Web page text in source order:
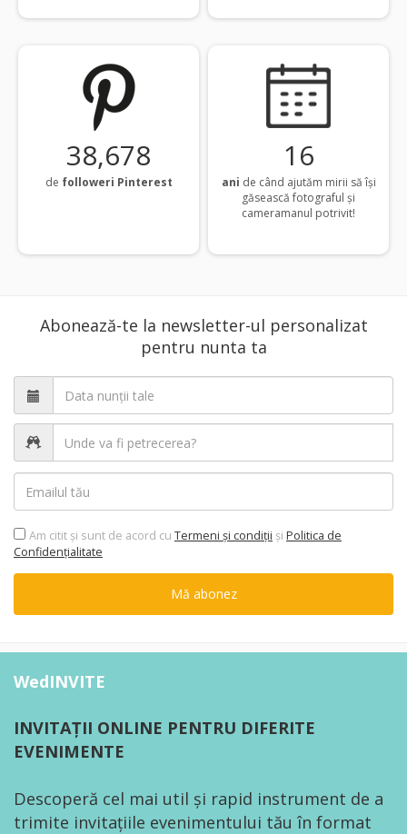
38,748
de followeri Pinterest
16
ani de când ajutăm mirii să își
găsească fotograful și
cameramanul potrivit!
Abonează-te la newsletter-ul personalizat
pentru nunta ta
Am citit şi sunt de acord cu Termeni şi condiții şi Politica de
Confidențialitate
Mă abonez
WedINVITE
INVITAȚII ONLINE PENTRU DIFERITE
EVENIMENTE
Descoperă cel mai util și rapid instrument de a
trimite invitațiile evenimentului tău în format